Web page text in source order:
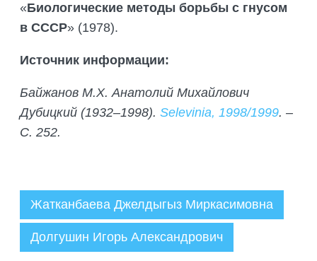
«Биологические методы борьбы с гнусом
в СССР» (1978).
Источник информации:
Байжанов М.Х. Анатолий Михайлович
Дубицкий (1932–1998). Selevinia, 1998/1999. –
C. 252.
Администратор
22.08.2025
Жатканбаева Джелдыгыз Миркасимовна
Долгушин Игорь Александрович